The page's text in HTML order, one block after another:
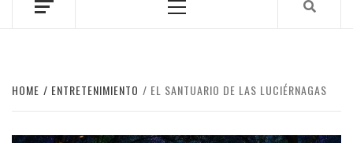
Menu
HOME ENTRETENIMIENTO EL SANTUARIO DE LAS LUCIÉRNAGAS